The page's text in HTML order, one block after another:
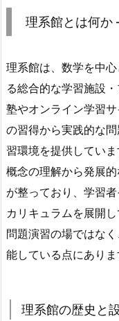
理系館とは何か
理系館は、数学を中
る総合的な学習施設
塾やオンライン学習
の習得から実践的な
習環境を提供してい
概念の理解から発展
が整っており、学習
カリキュラムを展開
問題演習の場ではな
能している点にありま
理系館の歴史と